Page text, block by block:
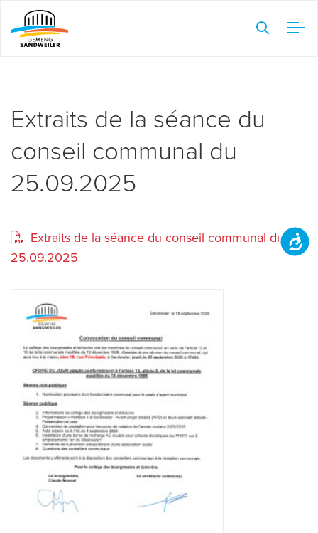
Veuillez
noter
Web
comprend
un
d'accessibilité.
Extraits de la séance du
conseil communal du
25.09.2025
Extraits de la séance du conseil communal du
25.09.2025